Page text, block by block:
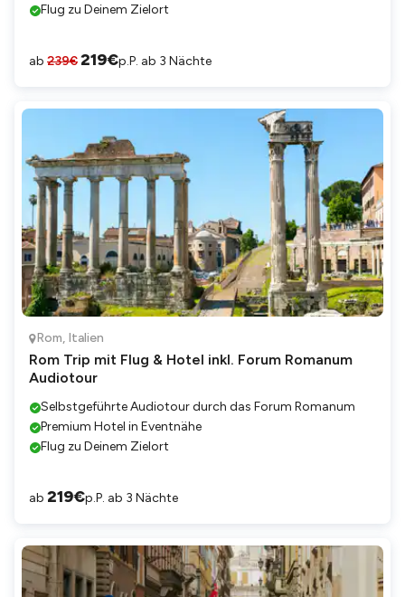
Flug zu Deinem Zielort
ab 239€219€p.P. ab 3 Nächte
Rom, Italien
Rom Trip mit Flug & Hotel inkl. Forum Romanum
Audiotour
Selbstgeführte Audiotour durch das Forum Romanum
Premium Hotel in Eventnähe
Flug zu Deinem Zielort
ab 219€p.P. ab 3 Nächte